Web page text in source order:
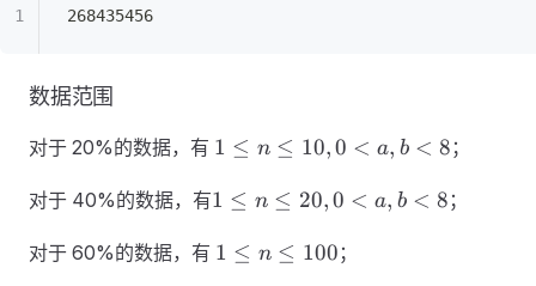
268435456
数据范围
对于 20%的数据，有 1\leq
10, 0
a,b
1 ≤ n ≤ 10,0 < a, b < 8 ；
对于 40%的数据，有1\leq
0 < a,b
1 ≤ n ≤ 20,0 < a, b < 8 ；
对于 60%的数据，有 1\leq
1 ≤ n ≤ 100 ；